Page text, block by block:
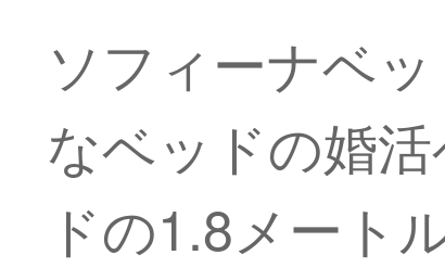
ソフィーナベ
なベッドの婚
ドの1.8メート